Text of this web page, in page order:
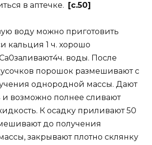
в аптечке. [c.50]
воду можно приготовить
кальция 1 ч. хорошо
воды. После
порошок размешивают с
однородной массы. Дают
и возможно полнее сливают
К осадку приливают 50
до получения
закрывают плотно склянку